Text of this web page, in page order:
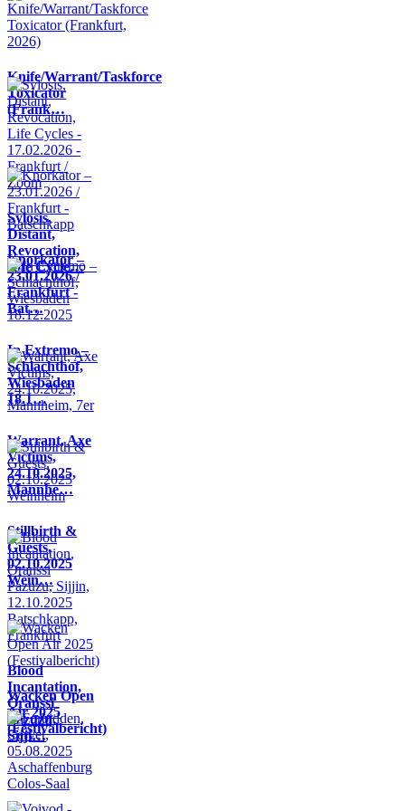
Knife/Warrant/Taskforce
Toxicator
(Frank…
Sylosis,
Distant,
Revocation,
Life Cycle…
Knorkator –
23.01.2026 /
Frankfurt -
Bat…
In Extremo –
Schlachthof,
Wiesbaden
18.1…
Warrant, Axe
Victims,
24.10.2025,
Mannhe…
Stillbirth &
Guests,
02.10.2025
Wein…
Blood
Incantation,
Oranssi
Pazuzu,
Sijji…
Wacken Open
Air 2025
(Festivalbericht)